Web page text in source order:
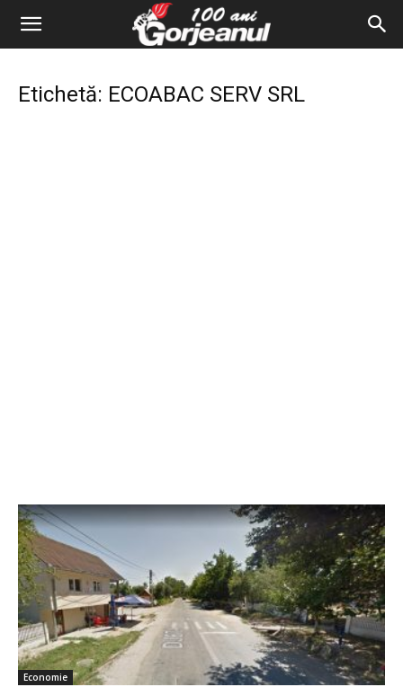
Etichetă: ECOABAC SERV SRL
Economie